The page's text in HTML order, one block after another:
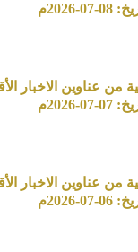
من عناوين الاخبار
من عناوين الاخبار